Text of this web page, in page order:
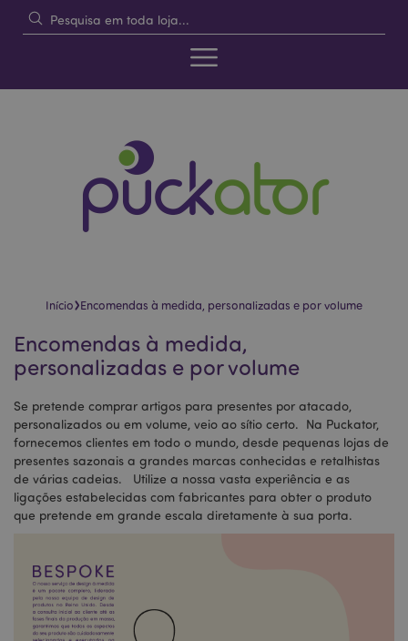
Início›Encomendas à medida, personalizadas e por volume
Encomendas à medida,
personalizadas e por volume
Se pretende comprar artigos para presentes por atacado,
personalizados ou em volume, veio ao sítio certo. Na Puckator,
fornecemos clientes em todo o mundo, desde pequenas lojas de
presentes sazonais a grandes marcas conhecidas e retalhistas
de várias cadeias. Utilize a nossa vasta experiência e as
ligações estabelecidas com fabricantes para obter o produto
que pretende em grande escala diretamente à sua porta.